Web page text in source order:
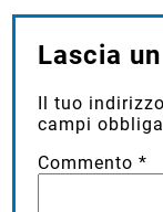
Lascia
Il tuo
campi
Commento*